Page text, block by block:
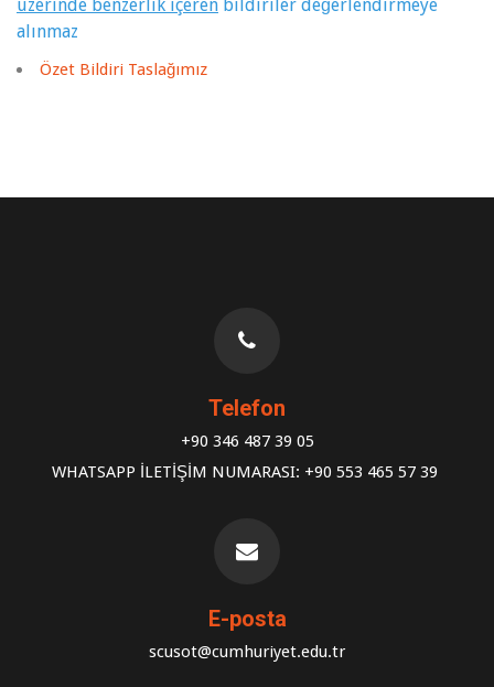
üzerinde benzerlik içeren bildiriler değerlendirmeye
alınmaz
Özet Bildiri Taslağımız
Telefon
+90 346 487 39 05
WHATSAPP İLETİŞİM NUMARASI: +90 553 465 57 39
E-posta
scusot@cumhuriyet.edu.tr